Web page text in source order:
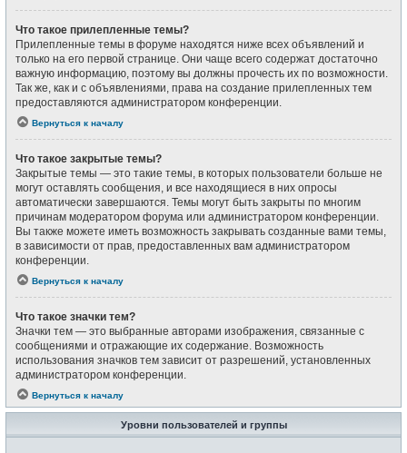
Что такое прилепленные темы?
Прилепленные темы в форуме находятся ниже всех объявлений и
только на его первой странице. Они чаще всего содержат достаточно
важную информацию, поэтому вы должны прочесть их по возможности.
Так же, как и с объявлениями, права на создание прилепленных тем
предоставляются администратором конференции.
Вернуться к началу
Что такое закрытые темы?
Закрытые темы — это такие темы, в которых пользователи больше не
могут оставлять сообщения, и все находящиеся в них опросы
автоматически завершаются. Темы могут быть закрыты по многим
причинам модератором форума или администратором конференции.
Вы также можете иметь возможность закрывать созданные вами темы,
в зависимости от прав, предоставленных вам администратором
конференции.
Вернуться к началу
Что такое значки тем?
Значки тем — это выбранные авторами изображения, связанные с
сообщениями и отражающие их содержание. Возможность
использования значков тем зависит от разрешений, установленных
администратором конференции.
Вернуться к началу
Уровни пользователей и группы